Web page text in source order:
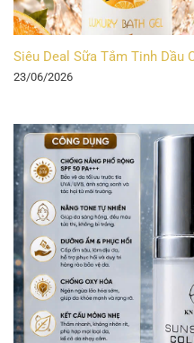
Siêu Deal Sữa Tắm Tinh Dầu
23/06/2026